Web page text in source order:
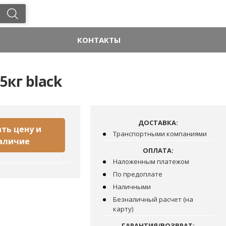
КОНТАКТЫ
black
цену и
ДОСТАВКА:
Транспортными компаниями
ОПЛАТА:
Наложенным платежом
По предоплате
Наличными
Безналичный расчет (на
карту)